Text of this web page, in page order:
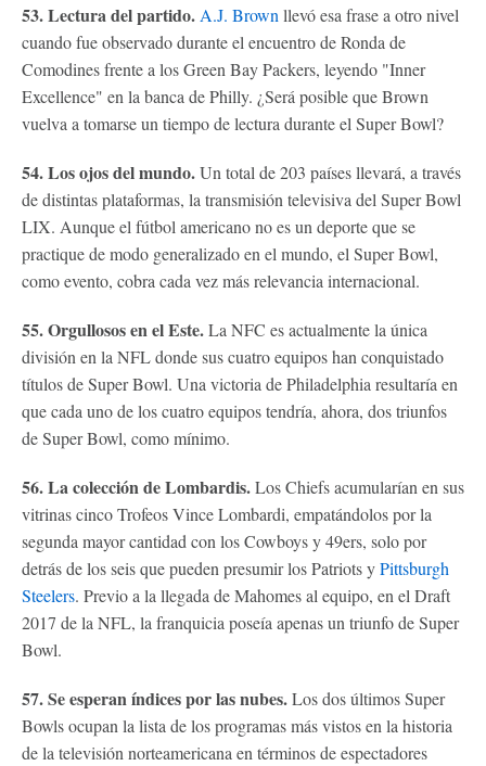
53. Lectura del partido. A.J. Brown llevó esa frase a otro nivel
cuando fue observado durante el encuentro de Ronda de
Comodines frente a los Green Bay Packers, leyendo "Inner
Excellence" en la banca de Philly. ¿Será posible que Brown
vuelva a tomarse un tiempo de lectura durante el Super Bowl?
54. Los ojos del mundo.Un total de 203 países llevará, a través
de distintas plataformas, la transmisión televisiva del Super Bowl
LIX. Aunque el fútbol americano no es un deporte que se
practique de modo generalizado en el mundo, el Super Bowl,
como evento, cobra cada vez más relevancia internacional.
55. Orgullosos en el Este.La NFC es actualmente la única
división en la NFL donde sus cuatro equipos han conquistado
títulos de Super Bowl. Una victoria de Philadelphia resultaría en
que cada uno de los cuatro equipos tendría, ahora, dos triunfos
de Super Bowl, como mínimo.
56. La colección de Lombardis.Los Chiefs acumularían en sus
vitrinas cinco Trofeos Vince Lombardi, empatándolos por la
segunda mayor cantidad con los Cowboys y 49ers, solo por
detrás de los seis que pueden presumir los Patriots yPittsburgh
Steelers. Previo a la llegada de Mahomes al equipo, en el Draft
2017 de la NFL, la franquicia poseía apenas un triunfo de Super
Bowl.
57. Se esperan índices por las nubes.Los dos últimos Super
Bowls ocupan la lista de los programas más vistos en la historia
de la televisión norteamericana en términos de espectadores